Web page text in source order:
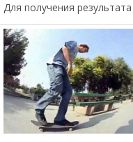
Для получения